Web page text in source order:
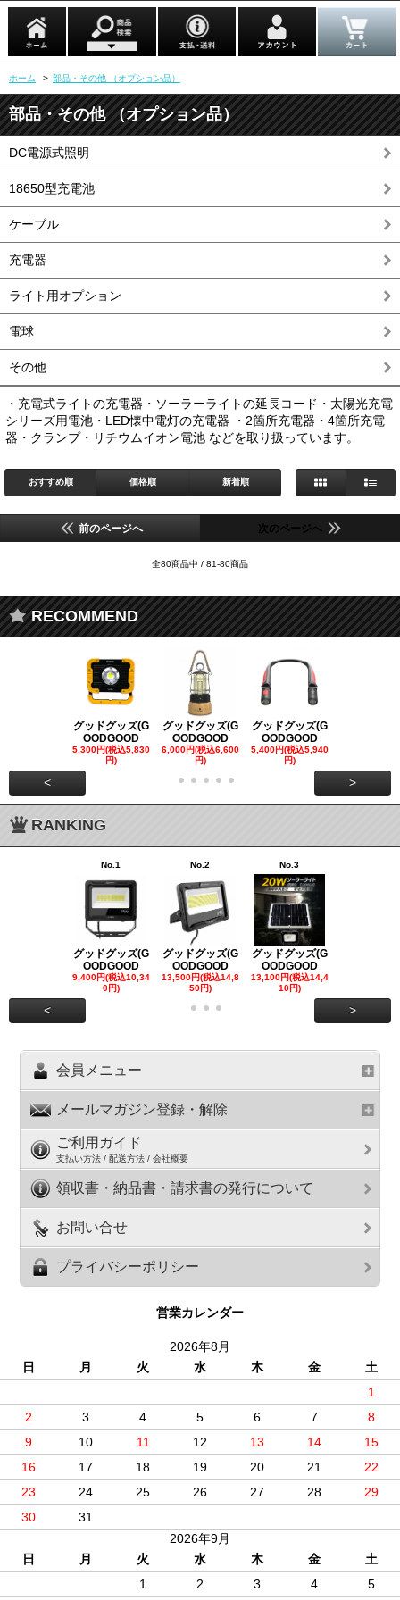
ホーム > 部品・その他 （オプション品）
部品・その他 （オプション品）
DC電源式照明
18650型充電池
ケーブル
充電器
ライト用オプション
電球
その他
・充電式ライトの充電器・ソーラーライトの延長コード・太陽光充電
シリーズ用電池・LED懐中電灯の充電器 ・2箇所充電器・4箇所充電
器・クランプ・リチウムイオン電池 などを取り扱っています。
おすすめ順 価格順 新着順
前のページへ 次のページへ
全80商品中 / 81-80商品
RECOMMEND
グッドグッズ(G
OODGOOD
5,300円(税込5,830
円)
グッドグッズ(G
OODGOOD
6,000円(税込6,600
円)
グッドグッズ(G
OODGOOD
5,400円(税込5,940
円)
< >
RANKING
No.1
グッドグッズ(G
OODGOOD
9,400円(税込10,34
0円)
No.2
グッドグッズ(G
OODGOOD
13,500円(税込14,8
50円)
No.3
グッドグッズ(G
OODGOOD
13,100円(税込14,4
10円)
< >
会員メニュー
メールマガジン登録・解除
ご利用ガイド
支払い方法 / 配送方法 / 会社概要
領収書・納品書・請求書の発行について
お問い合せ
プライバシーポリシー
営業カレンダー
2026年8月
日
月 火 水 木 金
土
1
2
3 4 5 6 7
8
9
10 11 12 13 14
15
16
17 18 19 20 21
22
23
24 25 26 27 28
29
30
31
2026年9月
日
月 火 水 木 金
土
1
2 3 4 5